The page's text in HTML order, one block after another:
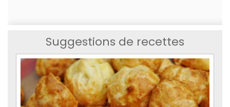
Suggestions de recettes